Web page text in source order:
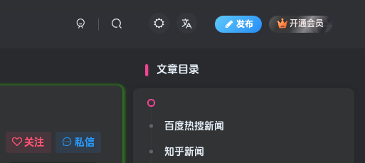
发布 开通会员
关注 私信
文章目录
百度热搜新闻
知乎新闻